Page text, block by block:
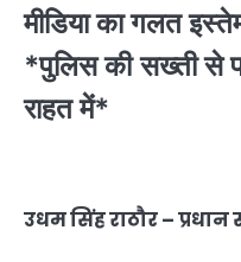
मीडिया का गलत
*पुलिस की सख्ती से
राहत में*
उधम सिंह राठौर –